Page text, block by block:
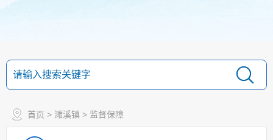
首页 > 濉溪镇 > 监督保障